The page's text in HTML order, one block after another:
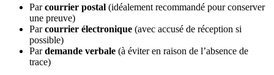
Parcourrier postal (idéalement recommandé pour conserver
une preuve)
Parcourrier électronique (avec accusé de réception si
possible)
Pardemande verbale (à éviter en raison de l’absence de
trace)